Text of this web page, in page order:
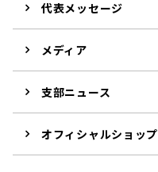
代表メッセージ
メディア
支部ニュース
オフィシャルショップ